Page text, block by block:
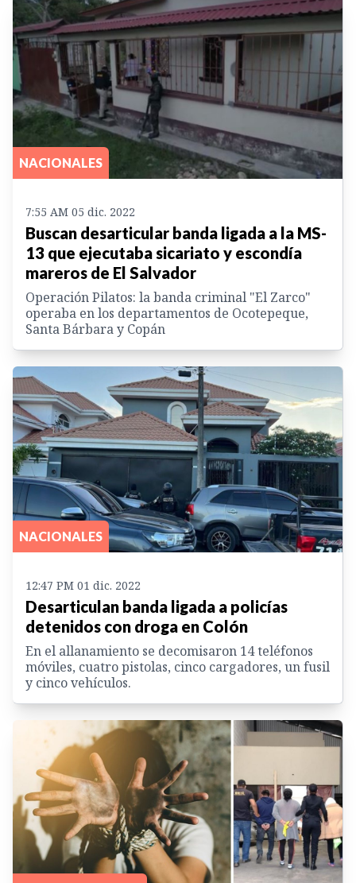
NACIONALES
7:55 AM 05 dic. 2022
Buscan desarticular banda ligada a la MS-
13 que ejecutaba sicariato y escondía
mareros de El Salvador
Operación Pilatos: la banda criminal "El Zarco"
operaba en los departamentos de Ocotepeque,
Santa Bárbara y Copán
NACIONALES
12:47 PM 01 dic. 2022
Desarticulan banda ligada a policías
detenidos con droga en Colón
En el allanamiento se decomisaron 14 teléfonos
móviles, cuatro pistolas, cinco cargadores, un fusil
y cinco vehículos.